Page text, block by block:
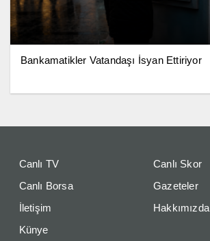
Bankamatikler Vatandaşı İsyan Ettiriyor
Canlı TV
Canlı Skor
Canlı Borsa
Gazeteler
İletişim
Hakkımızda
Künye